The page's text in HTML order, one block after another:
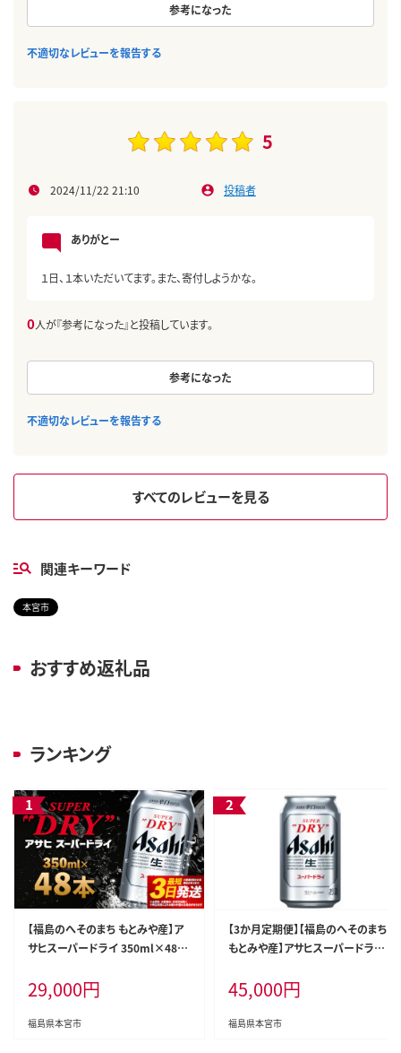
参考になった
不適切なレビューを報告する
5
2024/11/22 21:10 投稿者
ありがとー
１日、１本いただいてます。また、寄付しようかな。
0人が『参考になった』と投稿しています。
参考になった
不適切なレビューを報告する
すべてのレビューを見る
関連キーワード
本宮市
おすすめ返礼品
ランキング
【福島のへそのまち もとみや産】ア
サヒスーパードライ 350ml×48本
29,000円
福島県本宮市
【3か月定期便】【福島のへそのまち
もとみや産】アサヒスーパードライ
45,000円
福島県本宮市